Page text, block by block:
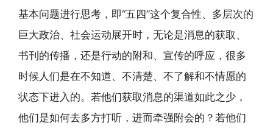
基本问题进行思考，即“五四”这个复合性、多层次的
巨大政治、社会运动展开时，无论是消息的获取、
书刊的传播，还是行动的附和、宣传的呼应，很多
时候人们是在不知道、不清楚、不了解和不情愿的
状态下进入的。若他们获取消息的渠道如此之少，
他们是如何去多方打听，进而牵强附会的？若他们